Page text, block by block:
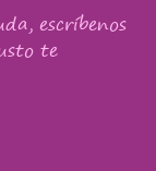
escríbenos
te